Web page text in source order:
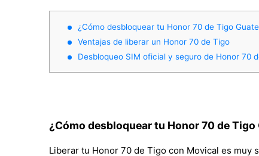
¿Cómo desbloquear tu Honor 70 de Tigo
Ventajas de liberar un Honor 70 de Tigo
Desbloqueo SIM oficial y seguro de Honor 70
¿Cómo desbloquear tu Honor 70 de Tigo
Liberar tu Honor 70 de Tigo con Movical es muy